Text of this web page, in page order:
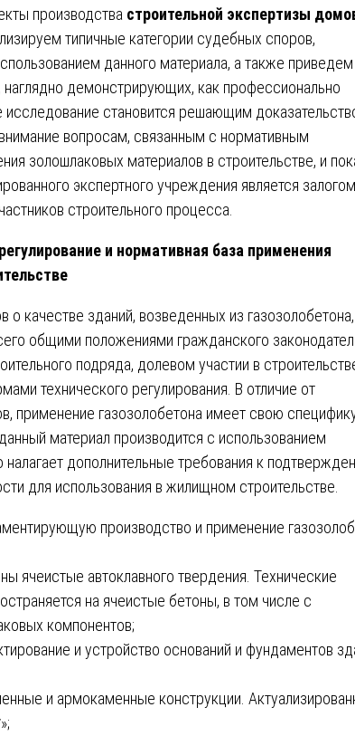
производства строительной экспертизы
типичные категории судебных споров,
данного материала, а также приведем
наглядно демонстрирующих, как профессионально
исследование становится решающим
вопросам, связанным с нормативным
золошлаковых материалов в строительстве, и
экспертного учреждения является залогом
строительного процесса.
и нормативная база применения
о качестве зданий, возведенных из газозолобетона,
общими положениями гражданского
подряда, долевом участии в
технического регулирования. В отличие от
применение газозолобетона имеет свою
материал производится с использованием
налагает дополнительные требования к
для использования в жилищном строительстве.
производство и применение
ячеистые автоклавного твердения. Технические
на ячеистые бетоны, в том числе с
компонентов;
и устройство оснований и фундаментов
и армокаменные конструкции.